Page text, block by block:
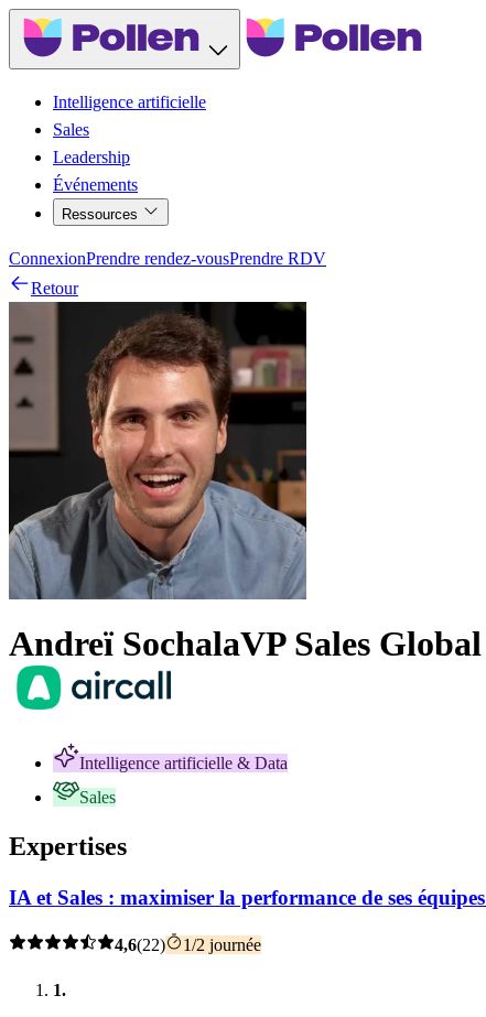
Intelligence artificielle
Sales
Leadership
Événements
Ressources
ConnexionPrendre rendez-vousPrendre RDV
Retour
Andreï SochalaVP Sales Global
Intelligence artificielle & Data
Sales
Expertises
IA et Sales : maximiser la performance de ses équipes
4,6(22) 1/2 journée
1.